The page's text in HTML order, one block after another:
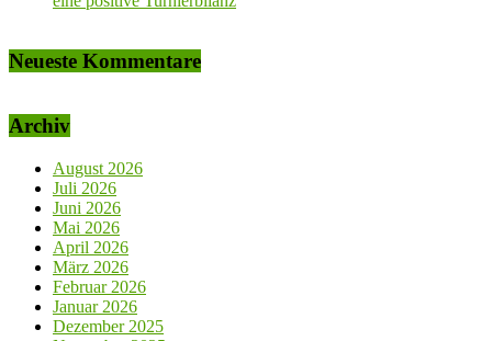
Neueste Kommentare
Archiv
August 2026
Juli 2026
Juni 2026
Mai 2026
April 2026
März 2026
Februar 2026
Januar 2026
Dezember 2025